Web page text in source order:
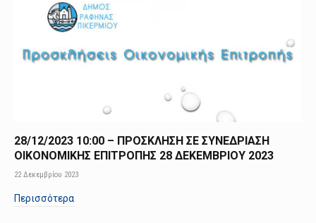
28/12/2023 10:00 – ΠΡΟΣΚΛΗΣΗ ΣΕ ΣΥΝΕΔΡΙΑΣΗ
ΟΙΚΟΝΟΜΙΚΗΣ ΕΠΙΤΡΟΠΗΣ 28 ΔΕΚΕΜΒΡΙΟΥ 2023
22 Δεκεμβρίου 2023
Περισσότερα